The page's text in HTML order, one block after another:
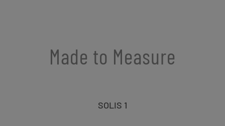
Made to Measure
SOLIS 1